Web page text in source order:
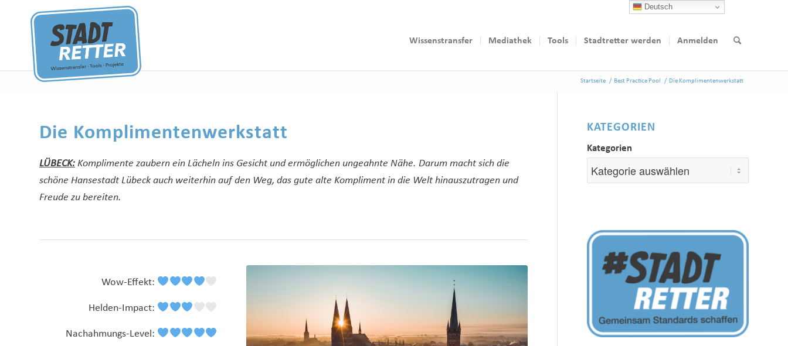
Wissenstransfer Mediathek Tools Stadtretter werden Anmelden
Startseite / Best Practice Pool / Die Komplimentenwerkstatt
Die Komplimentenwerkstatt
LÜBECK: Komplimente zaubern ein Lächeln ins Gesicht und ermöglichen ungeahnte Nähe. Darum macht sich die
schöne Hansestadt Lübeck auch weiterhin auf den Weg, das gute alte Kompliment in die Welt hinauszutragen und
Freude zu bereiten.
Wow-Effekt:
Helden-Impact:
Nachahmungs-Level:
KATEGORIEN
Kategorien
Deutsch